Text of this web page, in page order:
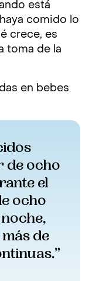
está
comido lo
crece, es
toma de la
en bebes
de ocho
el
ocho
de